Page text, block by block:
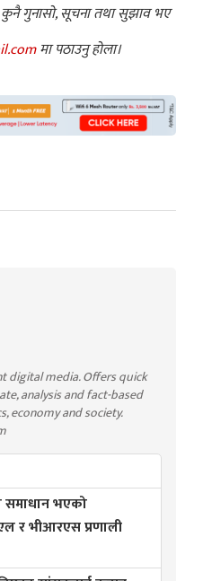
कुनै गुनासो, सूचना तथा सुझाव भए
मा पठाउनु होला।
digital media. Offers quick
analysis and fact-based
economy and society.
समाधान भएको
र भीआरएस प्रणाली